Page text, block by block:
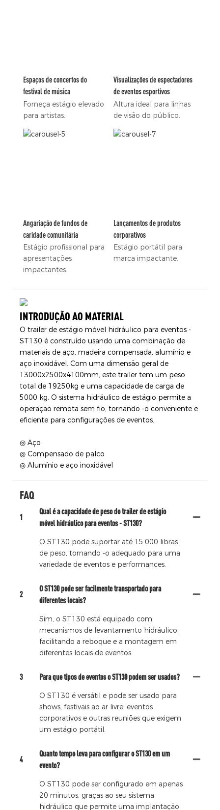
Espaços de concertos do
festival de música
Forneça estágio elevado
para artistas.
Visualizações de espectadores
de eventos esportivos
Altura ideal para linhas
de visão do público.
Angariação de fundos de
caridade comunitária
Estágio profissional para
apresentações
impactantes.
Lançamentos de produtos
corporativos
Estágio portátil para
marca impactante.
INTRODUÇÃO AO MATERIAL
O trailer de estágio móvel hidráulico para eventos -
ST130 é construído usando uma combinação de
materiais de aço, madeira compensada, alumínio e
aço inoxidável. Com uma dimensão geral de
13000x2500x4100mm, este trailer tem um peso
total de 19250kg e uma capacidade de carga de
5000 kg. O sistema hidráulico de estágio permite a
operação remota sem fio, tornando -o conveniente e
eficiente para configurações de eventos.
◎ Aço
◎ Compensado de palco
◎ Alumínio e aço inoxidável
FAQ
1
Qual é a capacidade de peso do trailer de estágio
móvel hidráulico para eventos - ST130?
O ST130 pode suportar até 15.000 libras
de peso, tornando -o adequado para uma
variedade de eventos e performances.
2
O ST130 pode ser facilmente transportado para
diferentes locais?
Sim, o ST130 está equipado com
mecanismos de levantamento hidráulico,
facilitando a reboque e a montagem em
diferentes locais de eventos.
3 Para que tipos de eventos o ST130 podem ser usados?
O ST130 é versátil e pode ser usado para
shows, festivais ao ar livre, eventos
corporativos e outras reuniões que exigem
um estágio portátil.
4
Quanto tempo leva para configurar o ST130 em um
evento?
O ST130 pode ser configurado em apenas
20 minutos, graças ao seu sistema
hidráulico que permite uma implantação